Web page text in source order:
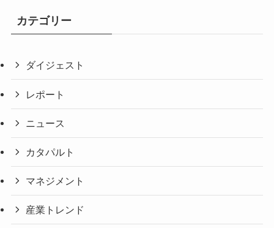
カテゴリー
ダイジェスト
レポート
ニュース
カタパルト
マネジメント
産業トレンド